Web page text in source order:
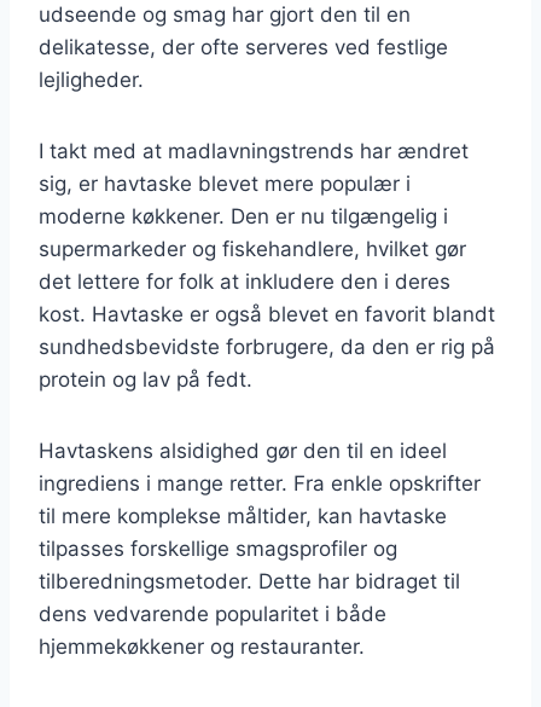
udseende og smag har gjort den til en
delikatesse, der ofte serveres ved festlige
lejligheder.
I takt med at madlavningstrends har ændret
sig, er havtaske blevet mere populær i
moderne køkkener. Den er nu tilgængelig i
supermarkeder og fiskehandlere, hvilket gør
det lettere for folk at inkludere den i deres
kost. Havtaske er også blevet en favorit blandt
sundhedsbevidste forbrugere, da den er rig på
protein og lav på fedt.
Havtaskens alsidighed gør den til en ideel
ingrediens i mange retter. Fra enkle opskrifter
til mere komplekse måltider, kan havtaske
tilpasses forskellige smagsprofiler og
tilberedningsmetoder. Dette har bidraget til
dens vedvarende popularitet i både
hjemmekøkkener og restauranter.